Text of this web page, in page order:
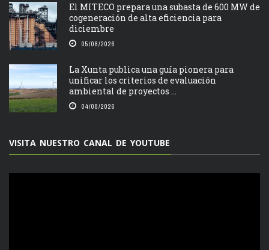
El MITECO prepara una subasta de 600 MW de
cogeneración de alta eficiencia para
diciembre
05/08/2026
La Xunta publica una guía pionera para
unificar los criterios de evaluación
ambiental de proyectos ...
04/08/2026
VISITA NUESTRO CANAL DE YOUTUBE